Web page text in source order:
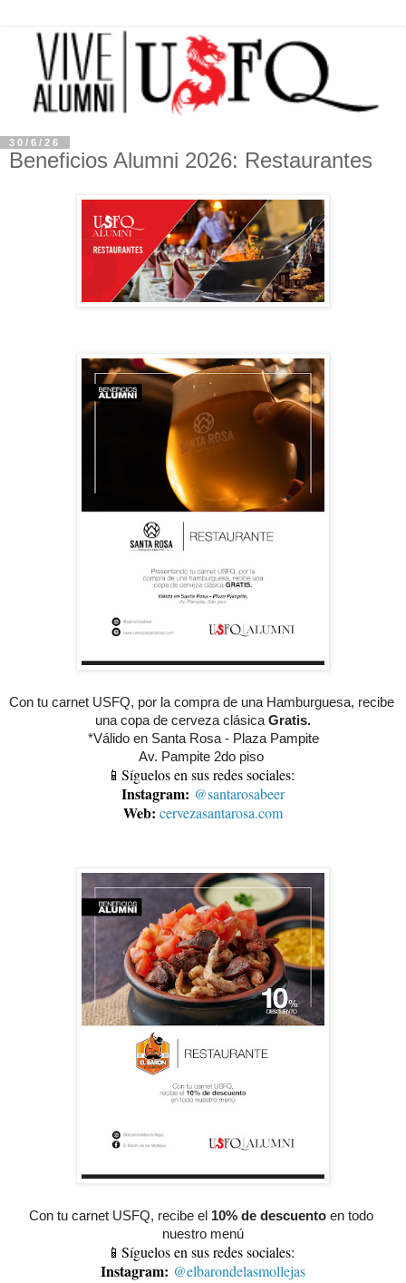
30/6/26
Beneficios Alumni 2026: Restaurantes
Con tu carnet USFQ, por la compra de una Hamburguesa, recibe
una copa de cerveza clásica Gratis.
*Válido en Santa Rosa - Plaza Pampite
Av. Pampite 2do piso
📱Síguelos en sus redes sociales:
Instagram: @santarosabeer
Web: cervezasantarosa.com
Con tu carnet USFQ, recibe el 10% de descuento en todo
nuestro menú
📱Síguelos en sus redes sociales:
Instagram: @elbarondelasmollejas